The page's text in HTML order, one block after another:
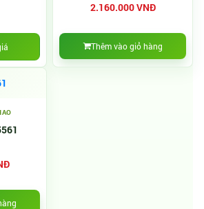
2.160.000 VNĐ
Thêm vào giỏ hàng